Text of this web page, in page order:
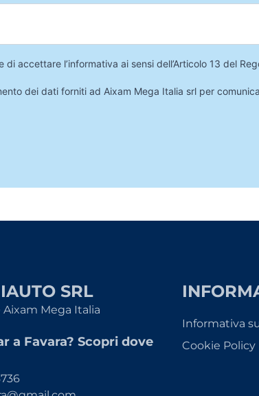
di accettare l’informativa ai sensi dell’Articolo 13 del
dei dati forniti ad Aixam Mega Italia srl per
SRL
Mega Italia
a Favara? Scopri dove
Informativa
Cookie Policy